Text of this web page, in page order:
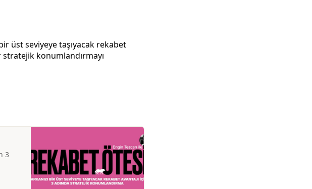
üst seviyeye taşıyacak rekabet
konumlandırmayı
3